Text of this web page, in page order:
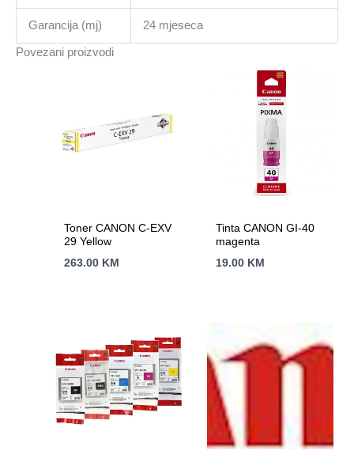
Garancija (mj) 24 mjeseca
Povezani proizvodi
Toner CANON C-EXV
29 Yellow
263.00 KM
Tinta CANON GI-40
magenta
19.00 KM